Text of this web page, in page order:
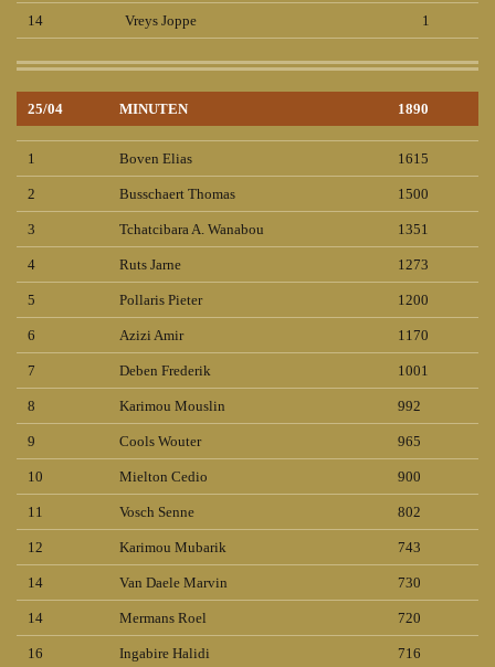
14 Vreys Joppe 1
25/04 MINUTEN 1890
1 Boven Elias 1615
2 Busschaert Thomas 1500
3 Tchatcibara A. Wanabou 1351
4 Ruts Jarne 1273
5 Pollaris Pieter 1200
6 Azizi Amir 1170
7 Deben Frederik 1001
8 Karimou Mouslin 992
9 Cools Wouter 965
10 Mielton Cedio 900
11 Vosch Senne 802
12 Karimou Mubarik 743
14 Van Daele Marvin 730
14 Mermans Roel 720
16 Ingabire Halidi 716